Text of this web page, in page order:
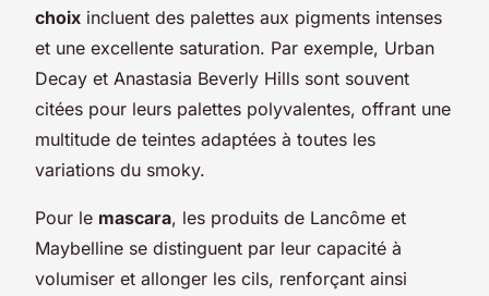
choix incluent des palettes aux pigments intenses
et une excellente saturation. Par exemple, Urban
Decay et Anastasia Beverly Hills sont souvent
citées pour leurs palettes polyvalentes, offrant une
multitude de teintes adaptées à toutes les
variations du smoky.
Pour le mascara, les produits de Lancôme et
Maybelline se distinguent par leur capacité à
volumiser et allonger les cils, renforçant ainsi